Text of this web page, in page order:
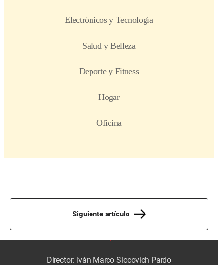
Siguiente artículo
Director: Iván Marco Slocovich Pardo